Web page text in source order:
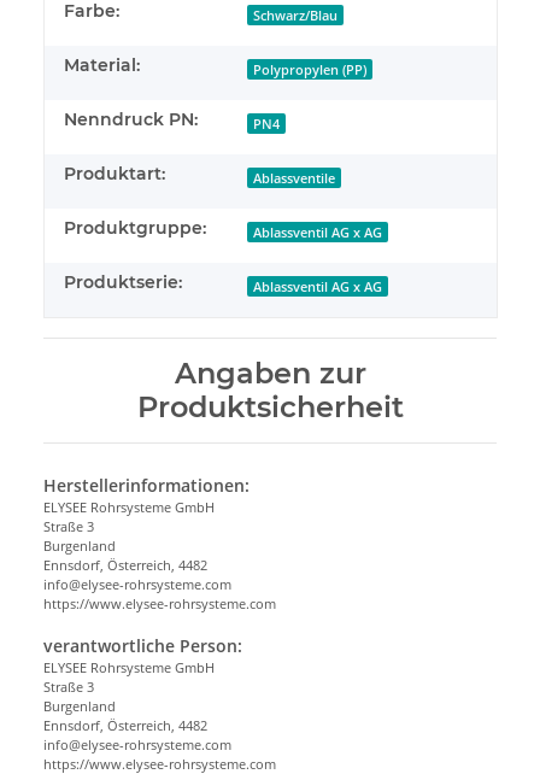
Farbe: Schwarz/Blau
Material: Polypropylen (PP)
Nenndruck PN: PN4
Produktart: Ablassventile
Produktgruppe: Ablassventil AG x AG
Produktserie: Ablassventil AG x AG
Angaben zur
Produktsicherheit
Herstellerinformationen:
ELYSEE Rohrsysteme GmbH
Straße 3
Burgenland
Ennsdorf, Österreich, 4482
info@elysee-rohrsysteme.com
https://www.elysee-rohrsysteme.com
verantwortliche Person:
ELYSEE Rohrsysteme GmbH
Straße 3
Burgenland
Ennsdorf, Österreich, 4482
info@elysee-rohrsysteme.com
https://www.elysee-rohrsysteme.com